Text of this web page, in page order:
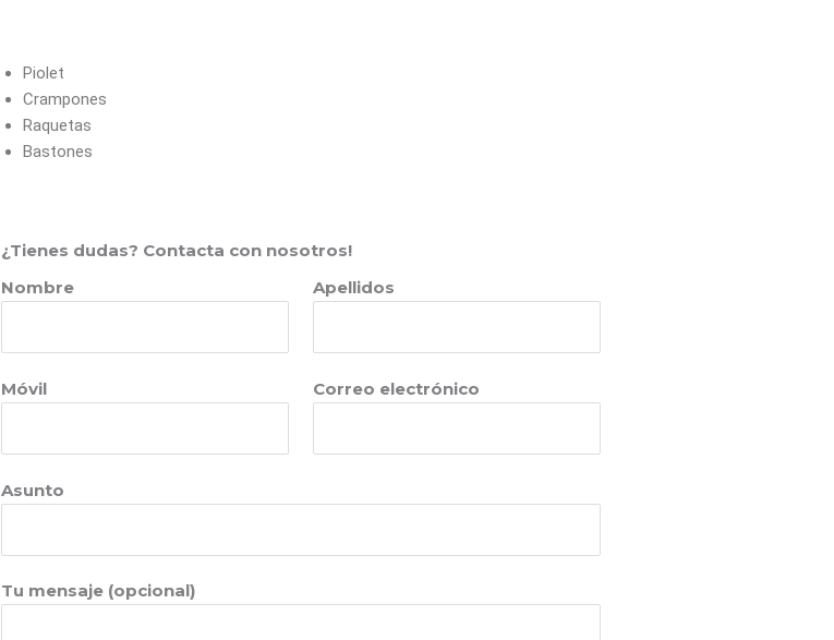
Piolet
Crampones
Raquetas
Bastones
¿Tienes dudas? Contacta con nosotros!
Nombre
Apellidos
Móvil Correo electrónico
Asunto
Tu mensaje (opcional)